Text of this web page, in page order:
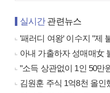
실시간관련뉴스
'패러디 여왕' 이수지 "제
아내 가출하자 성매매女
"소득 상관없이 1인 50
김원훈 주식 1억8천 올